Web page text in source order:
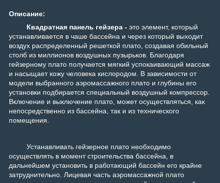
Описание:
Квадратная панель гейзера - это элемент, который
устанавливается в чаше бассейна и через который выходит
воздух распределенный решеткой плато, создавая обильный
столб из миллионов воздушных пузырьков. Благодаря
гейзерному плато получается мягкий успокаивающий массаж
и насыщает кожу человека кислородом. В зависимости от
модели выбранного аэромассажного плато и глубины его
установки подбирается специальный воздушный компрессор.
Включение и выключение плато, может осуществляться, как
непосредственно из бассейна, так и из технического
помещения.
Устанавливать гейзерное плато необходимо
осуществлять в момент строительства бассейна, в
дальнейшем установить в работающий бассейн его крайне
затруднительно. Лицевая часть аэромассажной плато